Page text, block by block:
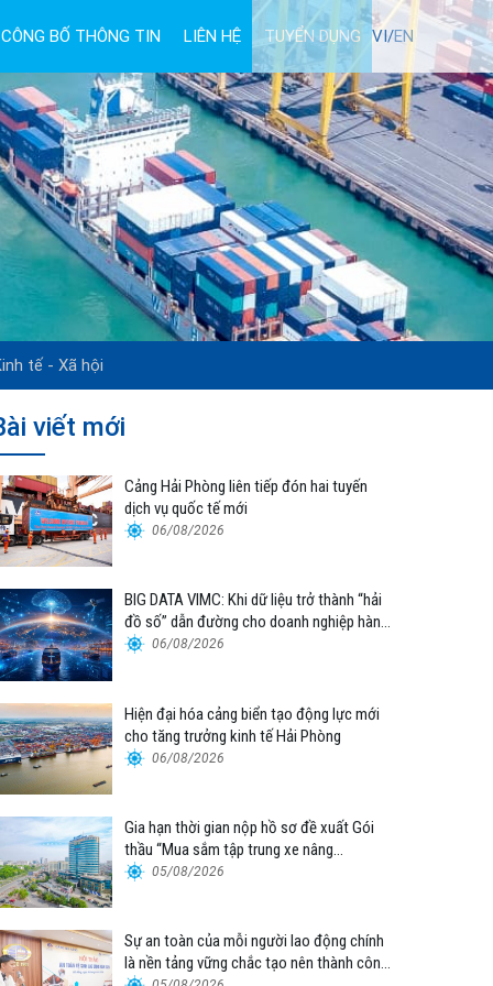
CÔNG BỐ THÔNG TIN LIÊN HỆ TUYỂN DỤNG VI/EN
tế - Xã hội
viết mới
Cảng Hải Phòng liên tiếp đón hai tuyến
dịch vụ quốc tế mới
06/08/2026
BIG DATA VIMC: Khi dữ liệu trở thành “hải
đồ số” dẫn đường cho doanh nghiệp hàng
hải 06/08/2026
Hiện đại hóa cảng biển tạo động lực mới
cho tăng trưởng kinh tế Hải Phòng
06/08/2026
Gia hạn thời gian nộp hồ sơ đề xuất Gói
thầu “Mua sắm tập trung xe nâng
container thuộc Tổng công ty Hàng hải
05/08/2026
Sự an toàn của mỗi người lao động chính
là nền tảng vững chắc tạo nên thành công